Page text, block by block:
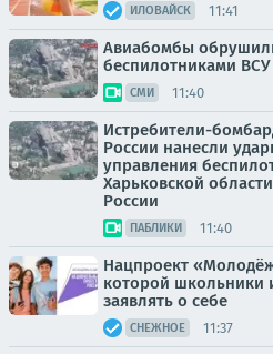
ИЛОВАЙСК 11:41
Авиабомбы
беспилотниками ВСУ
СМИ 11:40
Истребители-
России нанесли
управления
Харьковской
России
ПАБЛИКИ 11:40
Нацпроект
которой школьники
заявлять о себе
СНЕЖНОЕ 11:37